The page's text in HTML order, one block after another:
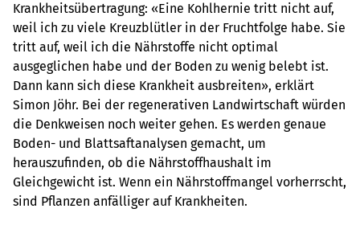
Krankheitsübertragung: «Eine Kohlhernie tritt nicht auf,
weil ich zu viele Kreuzblütler in der Fruchtfolge habe. Sie
tritt auf, weil ich die Nährstoffe nicht optimal
ausgeglichen habe und der Boden zu wenig belebt ist.
Dann kann sich diese Krankheit ausbreiten», erklärt
Simon Jöhr. Bei der regenerativen Landwirtschaft würden
die Denkweisen noch weiter gehen. Es werden genaue
Boden- und Blattsaftanalysen gemacht, um
herauszufinden, ob die Nährstoffhaushalt im
Gleichgewicht ist. Wenn ein Nährstoffmangel vorherrscht,
sind Pflanzen anfälliger auf Krankheiten.